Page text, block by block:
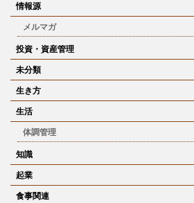
情報源
メルマガ
投資・資産管理
未分類
生き方
生活
体調管理
知識
起業
食事関連